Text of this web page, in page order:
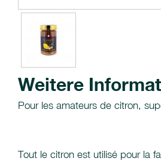
Weitere
Pour les amateurs de citron,
Tout le citron est utilisé pour la